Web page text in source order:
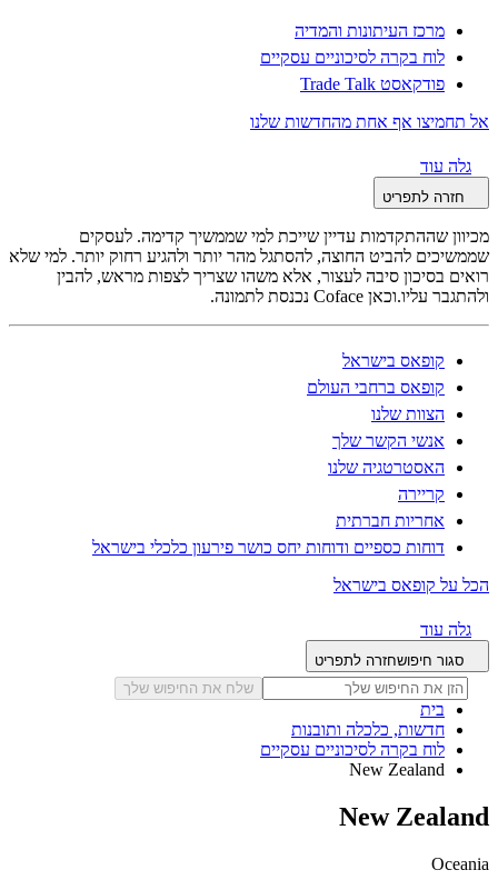
מרכז העיתונות והמדיה
לוח בקרה לסיכוניים עסקיים
פודקאסט Trade Talk
אל תחמיצו אף אחת מהחדשות שלנו
גלה עוד
חזרה לתפריט
מכיוון שההתקדמות עדיין שייכת למי שממשיך קדימה. לעסקים
שממשיכים להביט החוצה, להסתגל מהר יותר ולהגיע רחוק יותר. למי שלא
רואים בסיכון סיבה לעצור, אלא משהו שצריך לצפות מראש, להבין
ולהתגבר עליו.וכאן Coface נכנסת לתמונה.
קופאס בישראל
קופאס ברחבי העולם
הצוות שלנו
אנשי הקשר שלך
האסטרטגיה שלנו
קריירה
אחריות חברתית
דוחות כספיים ודוחות יחס כושר פירעון כלכלי בישראל
הכל על קופאס בישראל
גלה עוד
סגור חיפושחזרה לתפריט
שלח את החיפוש שלך
בית
חדשות, כלכלה ותובנות
לוח בקרה לסיכוניים עסקיים
New Zealand
New Zealand
Oceania